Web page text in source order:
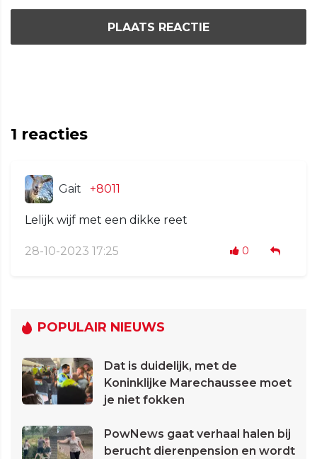
PLAATS REACTIE
1 reacties
Gait +8011
Lelijk wijf met een dikke reet
28-10-2023 17:25 0
POPULAIR NIEUWS
Dat is duidelijk, met de
Koninklijke Marechaussee moet
je niet fokken
PowNews gaat verhaal halen bij
berucht dierenpension en wordt